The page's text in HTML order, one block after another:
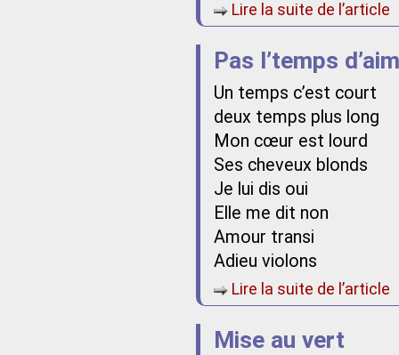
Lire la suite de l’article
Pas l’temps
Un temps c’est court
deux temps plus long
Mon cœur est lourd
Ses cheveux blonds
Je lui dis oui
Elle me dit non
Amour transi
Adieu violons
Lire la suite de l’article
Mise au vert